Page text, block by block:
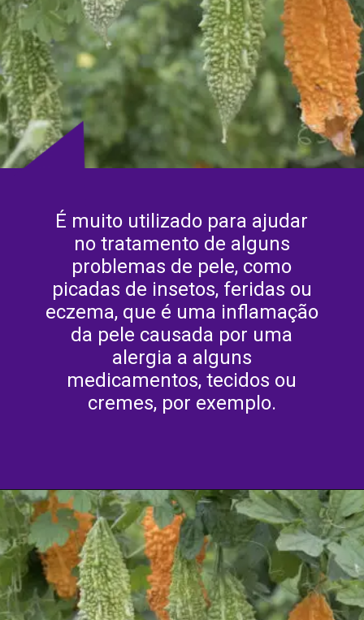
É muito utilizado para ajudar
no tratamento de alguns
problemas de pele, como
picadas de insetos, feridas ou
eczema, que é uma inflamação
da pele causada por uma
alergia a alguns
medicamentos, tecidos ou
cremes, por exemplo.